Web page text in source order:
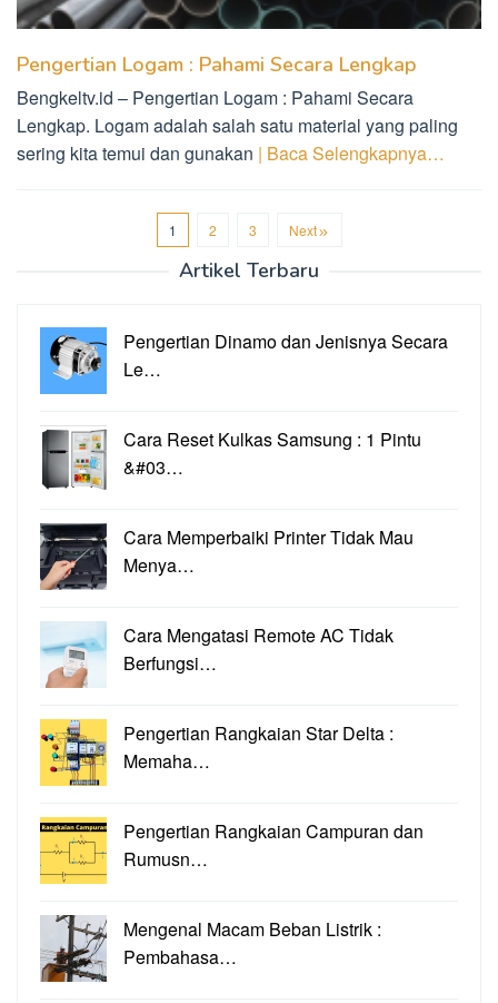
Pengertian Logam : Pahami Secara Lengkap
Bengkeltv.id – Pengertian Logam : Pahami Secara
Lengkap. Logam adalah salah satu material yang paling
sering kita temui dan gunakan | Baca Selengkapnya…
1 2 3 Next
Artikel Terbaru
Pengertian Dinamo dan Jenisnya Secara
Le…
Cara Reset Kulkas Samsung : 1 Pintu
&#03…
Cara Memperbaiki Printer Tidak Mau
Menya…
Cara Mengatasi Remote AC Tidak
Berfungsi…
Pengertian Rangkaian Star Delta :
Memaha…
Pengertian Rangkaian Campuran dan
Rumusn…
Mengenal Macam Beban Listrik :
Pembahasa…